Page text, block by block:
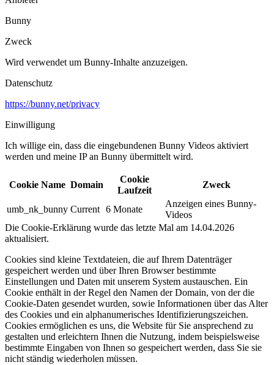
Bunny
Zweck
Wird verwendet um Bunny-Inhalte anzuzeigen.​
Datenschutz
https://bunny.net/privacy
Einwilligung
Ich willige ein, dass die eingebundenen Bunny Videos aktiviert
werden und meine IP an Bunny übermittelt wird.​
Cookie Name Domain
Cookie
Laufzeit
Zweck
umb_nk_bunny Current 6 Monate
Anzeigen eines Bunny-
Videos
Die Cookie-Erklärung wurde das letzte Mal am 14.04.2026
aktualisiert.
Cookies sind kleine Textdateien, die auf Ihrem Datenträger
gespeichert werden und über Ihren Browser bestimmte
Einstellungen und Daten mit unserem System austauschen. Ein
Cookie enthält in der Regel den Namen der Domain, von der die
Cookie-Daten gesendet wurden, sowie Informationen über das Alter
des Cookies und ein alphanumerisches Identifizierungszeichen.
Cookies ermöglichen es uns, die Website für Sie ansprechend zu
gestalten und erleichtern Ihnen die Nutzung, indem beispielsweise
bestimmte Eingaben von Ihnen so gespeichert werden, dass Sie sie
nicht ständig wiederholen müssen.​